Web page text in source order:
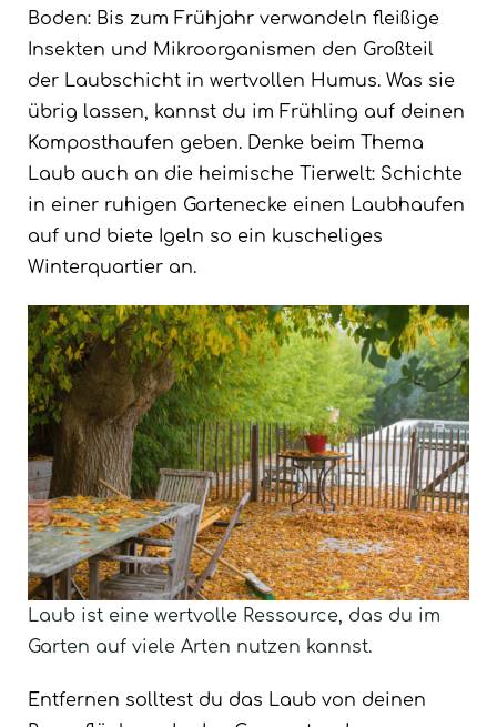
Boden: Bis zum Frühjahr verwandeln fleißige
Insekten und Mikroorganismen den Großteil
der Laubschicht in wertvollen Humus. Was sie
übrig lassen, kannst du im Frühling auf deinen
Komposthaufen geben. Denke beim Thema
Laub auch an die heimische Tierwelt: Schichte
in einer ruhigen Gartenecke einen Laubhaufen
auf und biete Igeln so ein kuscheliges
Winterquartier an.
Laub ist eine wertvolle Ressource, das du im
Garten auf viele Arten nutzen kannst.
Entfernen solltest du das Laub von deinen